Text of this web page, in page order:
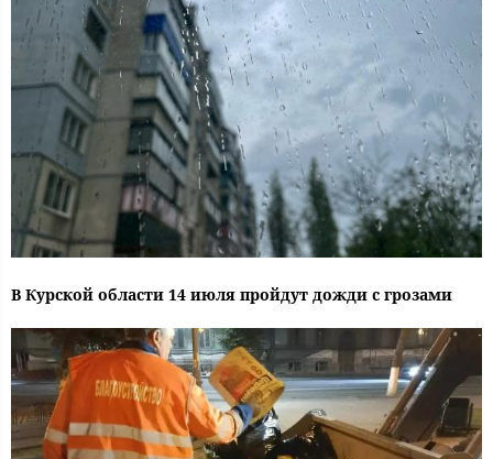
В Курской области 14 июля пройдут дожди с грозами